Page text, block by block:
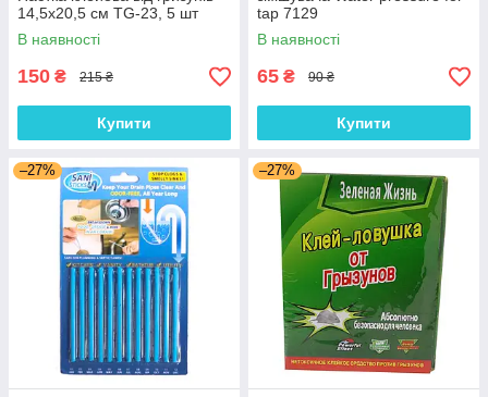
14,5х20,5 см TG-23, 5 шт
В наявності
150 ₴ 215 ₴
Купити
tap 7129
В наявності
65 ₴ 90 ₴
Купити
–27% –27%